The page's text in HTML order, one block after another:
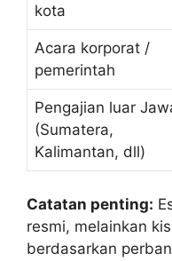
kota
Acara korporat /
pemerintah
Pengajian luar
(Sumatera,
Kalimantan, dll)
Catatan penting:
resmi, melainkan
berdasarkan